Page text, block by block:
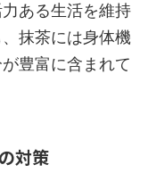
ある生活を維持
抹茶には身体機
豊富に含まれて
対策